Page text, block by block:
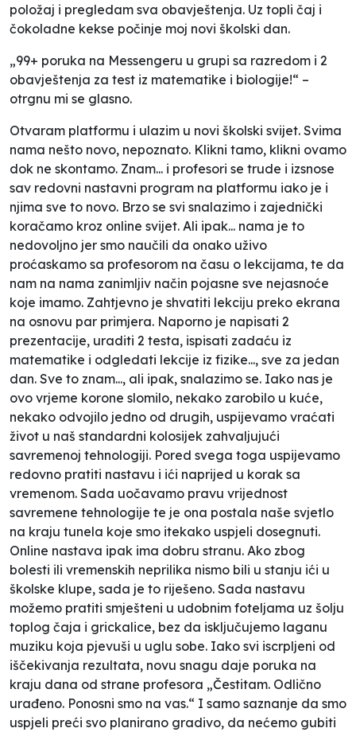
položaj i pregledam sva obavještenja. Uz topli čaj i
čokoladne kekse počinje moj novi školski dan.
„99+ poruka na Messengeru u grupi sa razredom i 2
obavještenja za test iz matematike i biologije!“ –
otrgnu mi se glasno.
Otvaram platformu i ulazim u novi školski svijet. Svima
nama nešto novo, nepoznato. Klikni tamo, klikni ovamo
dok ne skontamo. Znam... i profesori se trude i izsnose
sav redovni nastavni program na platformu iako je i
njima sve to novo. Brzo se svi snalazimo i zajednički
koračamo kroz online svijet. Ali ipak... nama je to
nedovoljno jer smo naučili da onako uživo
proćaskamo sa profesorom na času o lekcijama, te da
nam na nama zanimljiv način pojasne sve nejasnoće
koje imamo. Zahtjevno je shvatiti lekciju preko ekrana
na osnovu par primjera. Naporno je napisati 2
prezentacije, uraditi 2 testa, ispisati zadaću iz
matematike i odgledati lekcije iz fizike..., sve za jedan
dan. Sve to znam..., ali ipak, snalazimo se. Iako nas je
ovo vrjeme korone slomilo, nekako zarobilo u kuće,
nekako odvojilo jedno od drugih, uspijevamo vraćati
život u naš standardni kolosijek zahvaljujući
savremenoj tehnologiji. Pored svega toga uspijevamo
redovno pratiti nastavu i ići naprijed u korak sa
vremenom. Sada uočavamo pravu vrijednost
savremene tehnologije te je ona postala naše svjetlo
na kraju tunela koje smo itekako uspjeli dosegnuti.
Online nastava ipak ima dobru stranu. Ako zbog
bolesti ili vremenskih neprilika nismo bili u stanju ići u
školske klupe, sada je to riješeno. Sada nastavu
možemo pratiti smješteni u udobnim foteljama uz šolju
toplog čaja i grickalice, bez da isključujemo laganu
muziku koja pjevuši u uglu sobe. Iako svi iscrpljeni od
iščekivanja rezultata, novu snagu daje poruka na
kraju dana od strane profesora „Čestitam. Odlično
urađeno. Ponosni smo na vas.“ I samo saznanje da smo
uspjeli preći svo planirano gradivo, da nećemo gubiti